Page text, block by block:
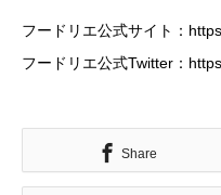
フードリエ公式サイト：
フードリエ公式Twitter：
Share